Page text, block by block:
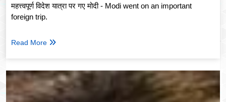
महत्त्वपूर्ण विदेश यात्रा पर गए मोदी - Modi went on an important
foreign trip.
Read More